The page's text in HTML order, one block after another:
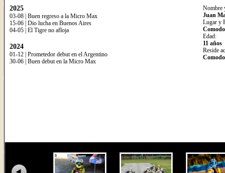
2025
03-08 | Buen regreso a la Micro Max
15-06 | Dio lucha en Buenos Aires
04-05 | El Tigre no afloja
2024
01-12 | Prometedor debut en el Argentino
30-06 | Buen debut en la Micro Max
Nombre
Juan
Lugar y
Edad:
11 años
Reside